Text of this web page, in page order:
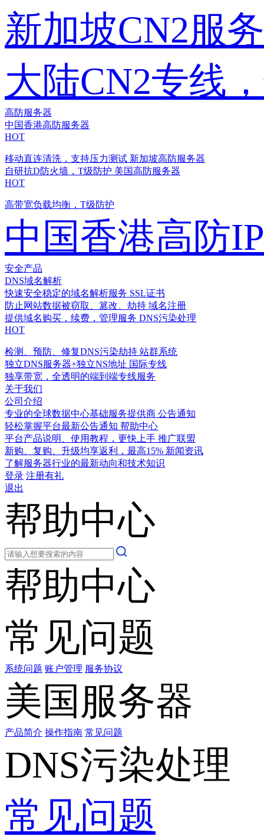
新加坡CN2服
大陆CN2专线
高防服务器
中国香港高防服务器
HOT
移动直连清洗，支持压力测试 新加坡高防服务器
自研抗D防火墙，T级防护 美国高防服务器
HOT
高带宽负载均衡，T级防护
中国香港高防IP
安全产品
DNS域名解析
快速安全稳定的域名解析服务 SSL证书
防止网站数据被窃取、篡改、劫持 域名注册
提供域名购买，续费，管理服务 DNS污染处理
HOT
检测、预防、修复DNS污染劫持 站群系统
独立DNS服务器+独立NS地址 国际专线
独享带宽，全透明的端到端专线服务
关于我们
公司介绍
专业的全球数据中心基础服务提供商 公告通知
轻松掌握平台最新公告通知 帮助中心
平台产品说明、使用教程，更快上手 推广联盟
新购、复购、升级均享返利，最高15% 新闻资讯
了解服务器行业的最新动向和技术知识
登录 注册有礼
退出
帮助中心
帮助中心
常见问题
系统问题 账户管理 服务协议
美国服务器
产品简介 操作指南 常见问题
DNS污染处理
常见问题